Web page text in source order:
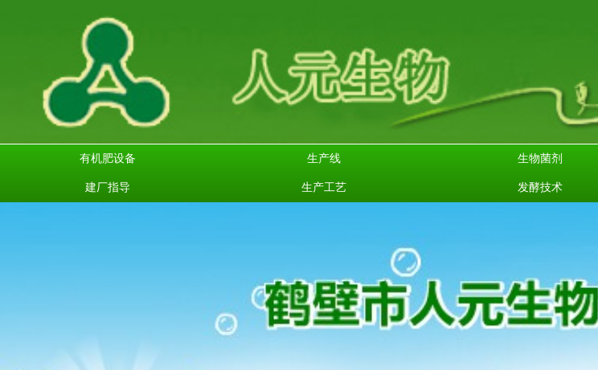
有机肥设备 生产线 生物菌剂
建厂指导 生产工艺 发酵技术